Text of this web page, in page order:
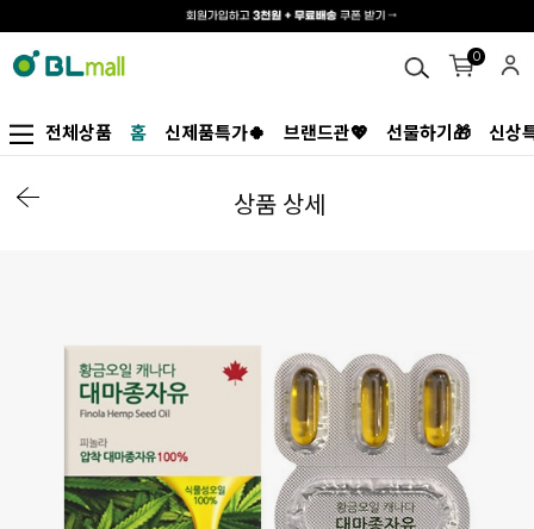
0
전체상품 홈 신제품특가🍀 브랜드관💖 선물하기🎁 신상
상품 상세